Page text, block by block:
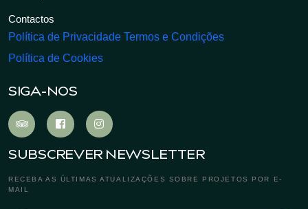
Contactos
Política de Privacidade Termos e Condições
Política de Cookies
SIGA-NOS
SUBSCREVER NEWSLETTER
RECEBA AS ÚLTIMAS ATUALIZAÇÕES SOBRE PROJETOS POR E-
MAIL